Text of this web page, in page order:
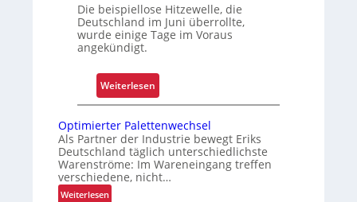
v
e
ä
s
i
g
k
e
Die beispiellose Hitzewelle, die
Deutschland im Juni überrollte,
wurde einige Tage im Voraus
angekündigt.
Weiterlesen
E
t
r
e
m
Optimierter Palettenwechsel
Als Partner der Industrie bewegt Eriks
Deutschland täglich unterschiedlichste
Warenströme: Im Wareneingang treffen
verschiedene, nicht…
Weiterlesen: